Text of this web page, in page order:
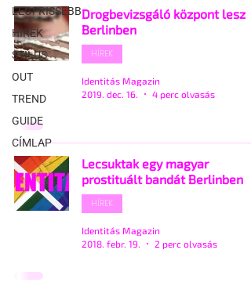
LEGFRISSEBB
HÍREK
STÍLUS
OUT
TREND
GUIDE
CÍMLAP
Drogbevizsgáló központ lesz
Berlinben
HÍREK
Identitás Magazin
2019. dec. 16.
4 perc olvasás
Lecsuktak egy magyar
prostituált bandát Berlinben
HÍREK
Identitás Magazin
2018. febr. 19.
2 perc olvasás